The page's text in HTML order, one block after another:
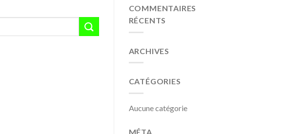
COMMENTAIRES
RÉCENTS
ARCHIVES
CATÉGORIES
Aucune catégorie
MÉTA